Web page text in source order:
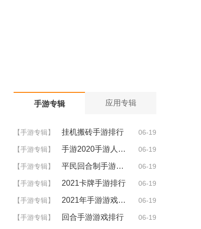
手游专辑 应用专辑
【手游专辑】 挂机搬砖手游排行 06-19
【手游专辑】 手游2020手游人气排行 06-19
【手游专辑】 平民回合制手游排行 06-19
【手游专辑】 2021卡牌手游排行 06-19
【手游专辑】 2021年手游游戏排行 06-19
【手游专辑】 回合手游游戏排行 06-19